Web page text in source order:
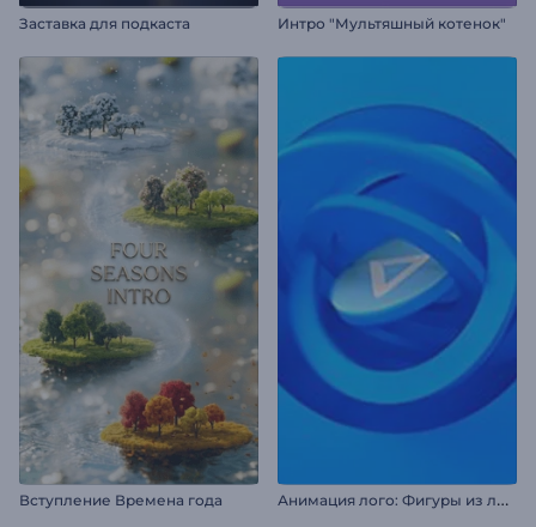
Заставка для подкаста Интро "Мультяшный котенок"
Вступление Времена года А
нимация лого: Фигуры из линий